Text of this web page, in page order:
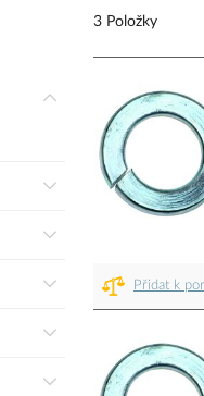
3 Položky
Přidat k